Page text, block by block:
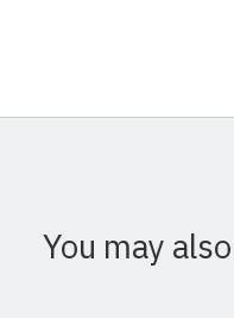
You may